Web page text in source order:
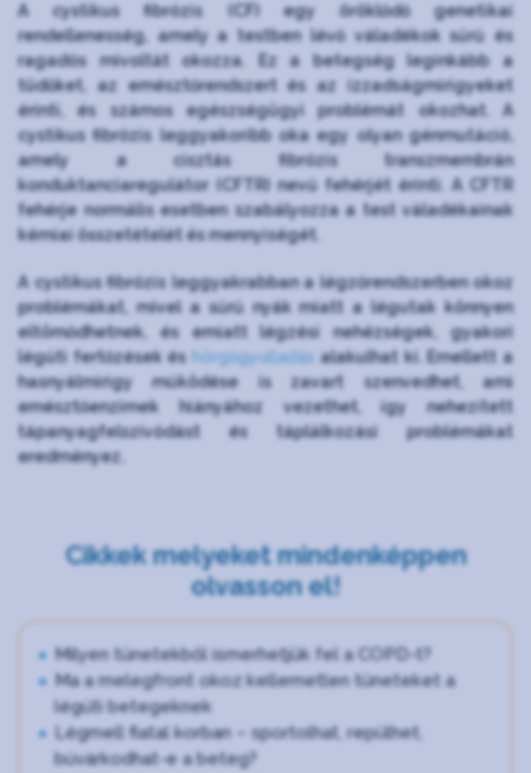
A cystikus fibrózis (CF) egy öröklődő genetikai
rendellenesség, amely a testben lévő váladékok sűrű és
ragadós mivoltát okozza. Ez a betegség leginkább a
tüdőket, az emésztőrendszert és az izzadságmirigyeket
érinti, és számos egészségügyi problémát okozhat. A
cystikus fibrózis leggyakoribb oka egy olyan génmutáció,
amely a cisztás fibrózis transzmembrán
konduktanciaregulátor (CFTR) nevű fehérjét érinti. A CFTR
fehérje normális esetben szabályozza a test váladékainak
kémiai összetételét és mennyiségét.
A cystikus fibrózis leggyakrabban a légzőrendszerben okoz
problémákat, mivel a sűrű nyák miatt a légutak könnyen
eltömődhetnek, és emiatt légzési nehézségek, gyakori
légúti fertőzések és hörgőgyulladás alakulhat ki. Emellett a
hasnyálmirigy működése is zavart szenvedhet, ami
emésztőenzimek hiányához vezethet, így nehezített
tápanyagfelszívódást és táplálkozási problémákat
eredményez.
Cikkek melyeket mindenképpen
olvasson el!
Milyen tünetekből ismerhetjük fel a COPD-t?
Ma a melegfront okoz kellemetlen tüneteket a
légúti betegeknek
Légmell fiatal korban – sportolhat, repülhet,
búvárkodhat-e a beteg?